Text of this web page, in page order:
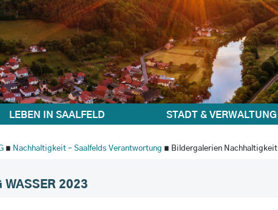
LEBEN IN SAALFELD STADT & VERWALTUNG
∎ Nachhaltigkeit – Saalfelds Verantwortung ∎ Bildergalerien Nachhaltigkeit
WASSER 2023